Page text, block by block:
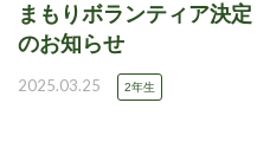
まもりボランティア決定
のお知らせ
2025.03.25 2年生